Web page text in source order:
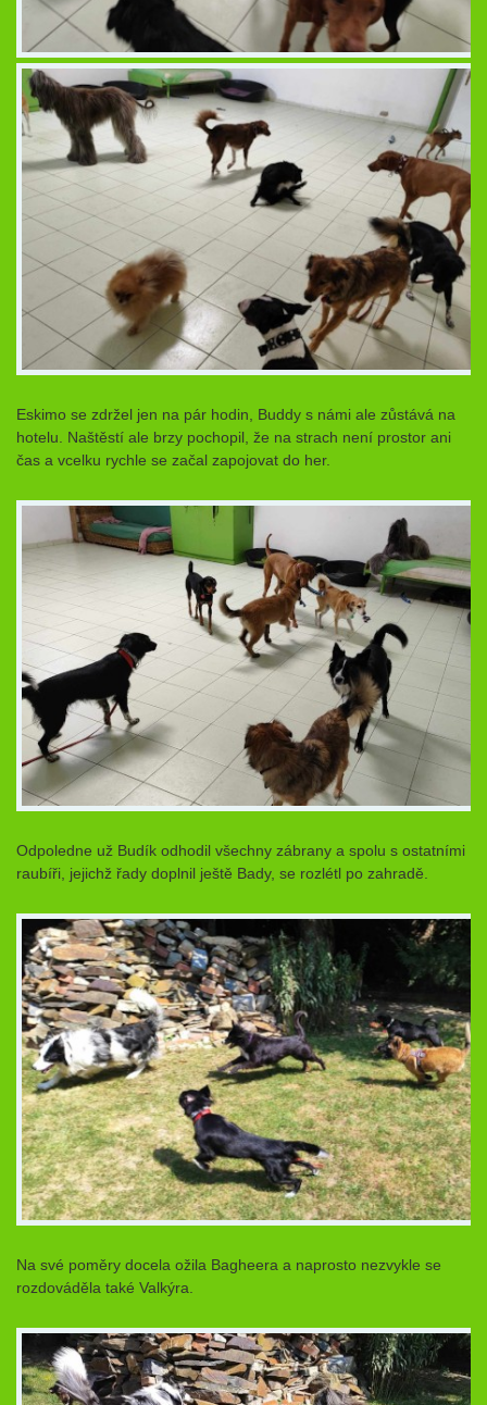
Eskimo se zdržel jen na pár hodin, Buddy s námi ale zůstává na
hotelu. Naštěstí ale brzy pochopil, že na strach není prostor ani
čas a vcelku rychle se začal zapojovat do her.
Odpoledne už Budík odhodil všechny zábrany a spolu s ostatními
raubíři, jejichž řady doplnil ještě Bady, se rozlétl po zahradě.
Na své poměry docela ožila Bagheera a naprosto nezvykle se
rozdováděla také Valkýra.